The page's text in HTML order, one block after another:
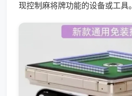
现控制麻将牌功能的设备或工具。